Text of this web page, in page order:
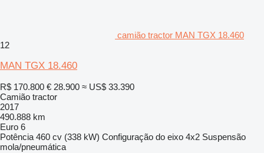
camião tractor MAN TGX 18.460
12
MAN TGX 18.460
R$ 170.800 € 28.900 ≈ US$ 33.390
Camião tractor
2017
490.888 km
Euro 6
Potência 460 cv (338 kW) Configuração do eixo 4x2 Suspensão
mola/pneumática